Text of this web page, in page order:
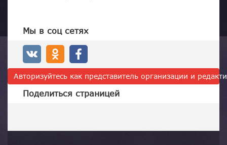
Мы в соц сетях
Авторизуйтесь как представитель организации и
Поделиться страницей